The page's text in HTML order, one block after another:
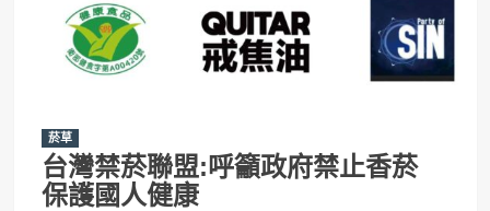
菸草
台灣禁菸聯盟:呼籲政府禁止香菸
保護國人健康